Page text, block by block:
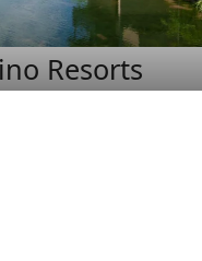
Resorts